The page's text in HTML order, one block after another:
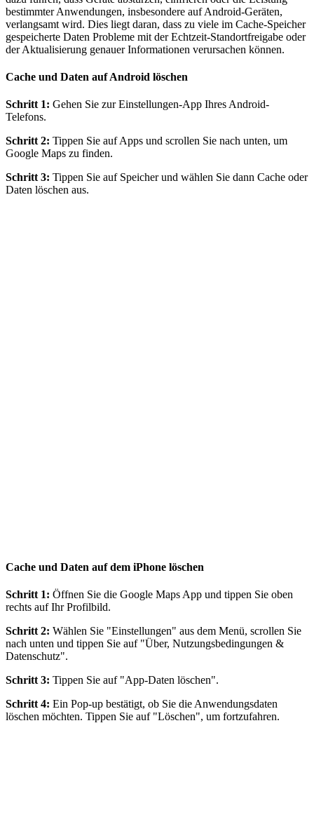
bestimmter Anwendungen, insbesondere auf Android-Geräten,
verlangsamt wird. Dies liegt daran, dass zu viele im Cache-Speicher
gespeicherte Daten Probleme mit der Echtzeit-Standortfreigabe oder
der Aktualisierung genauer Informationen verursachen können.
Cache und Daten auf Android löschen
Schritt 1: Gehen Sie zur Einstellungen-App Ihres Android-
Telefons.
Schritt 2: Tippen Sie auf Apps und scrollen Sie nach unten, um
Google Maps zu finden.
Schritt 3: Tippen Sie auf Speicher und wählen Sie dann Cache oder
Daten löschen aus.
Cache und Daten auf dem iPhone löschen
Schritt 1: Öffnen Sie die Google Maps App und tippen Sie oben
rechts auf Ihr Profilbild.
Schritt 2: Wählen Sie "Einstellungen" aus dem Menü, scrollen Sie
nach unten und tippen Sie auf "Über, Nutzungsbedingungen &
Datenschutz".
Schritt 3: Tippen Sie auf "App-Daten löschen".
Schritt 4: Ein Pop-up bestätigt, ob Sie die Anwendungsdaten
löschen möchten. Tippen Sie auf "Löschen", um fortzufahren.